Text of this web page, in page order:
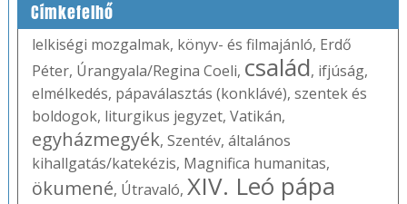
Címkefelhő
lelkiségi mozgalmak, könyv- és filmajánló, Erdő
Péter, Úrangyala/Regina Coeli, család, ifjúság,
elmélkedés, pápaválasztás (konklávé), szentek és
boldogok, liturgikus jegyzet, Vatikán,
egyházmegyék, Szentév, általános
kihallgatás/katekézis, Magnifica humanitas,
ökumené, Útravaló, XIV. Leó pápa